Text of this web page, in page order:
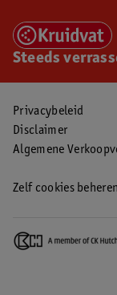
Steeds
Privacybeleid
Disclaimer
Algemene
Zelf cookies beheren